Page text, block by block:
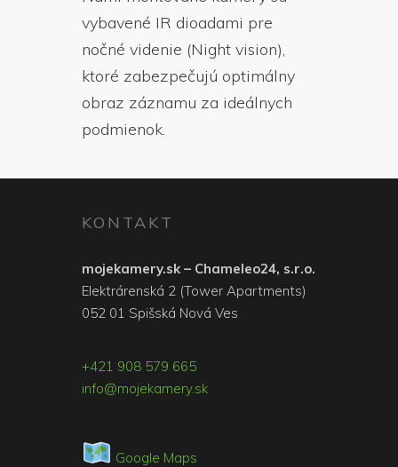
vybavené IR dioadami pre
nočné videnie (Night vision),
ktoré zabezpečujú optimálny
obraz záznamu za ideálnych
podmienok.
KONTAKT
mojekamery.sk – Chameleo24, s.r.o.
Elektrárenská 2 (Tower Apartments)
052 01 Spišská Nová Ves
+421 908 579 665
info@mojekamery.sk
Google Maps